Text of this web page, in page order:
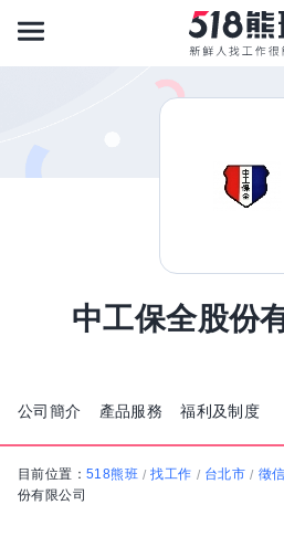
中工保全股份
公司簡介 產品服務 福利及制度
目前位置： 518熊班 / 找工作 / 台北市 / 徵
份有限公司